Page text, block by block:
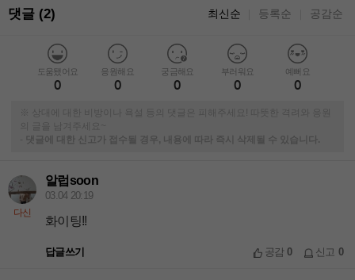
댓글 (2) 최신순 등록순 공감순
도움됐어요
0
응원해요
0
궁금해요
0
부러워요
0
예뻐요
0
※ 상대에 대한 비방이나 욕설 등의 댓글은 피해주세요! 따뜻한 격려와 응원
의 글을 남겨주세요~
-
댓글에 대한 신고가 접수될 경우, 내용에 따라 즉시 삭제될 수 있습니다.
다신
알럽soon
03.04 20:19
화이팅!!
답글쓰기 공감0 신고 0